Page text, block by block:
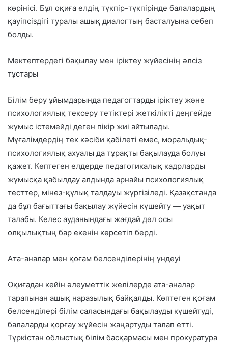
көрінісі. Бұл оқиға елдің түкпір-түкпірінде балалардың
қауіпсіздігі туралы ашық диалогтың басталуына себеп
болды.
Мектептердегі бақылау мен іріктеу жүйесінің әлсіз
тұстары
Білім беру ұйымдарында педагогтарды іріктеу және
психологиялық тексеру тетіктері жеткілікті деңгейде
жұмыс істемейді деген пікір жиі айтылады.
Мұғалімдердің тек кәсіби қабілеті емес, моральдық-
психологиялық ахуалы да тұрақты бақылауда болуы
қажет. Көптеген елдерде педагогикалық кадрларды
жұмысқа қабылдау алдында арнайы психологиялық
тесттер, мінез-құлық талдауы жүргізіледі. Қазақстанда
да бұл бағыттағы бақылау жүйесін күшейту — уақыт
талабы. Келес ауданындағы жағдай дәл осы
олқылықтың бар екенін көрсетіп берді.
Ата-аналар мен қоғам белсенділерінің үндеуі
Оқиғадан кейін әлеуметтік желілерде ата-аналар
тарапынан ашық наразылық байқалды. Көптеген қоғам
белсенділері білім саласындағы бақылауды күшейтуді,
балаларды қорғау жүйесін жаңартуды талап етті.
Түркістан облыстық білім басқармасы мен прокуратура